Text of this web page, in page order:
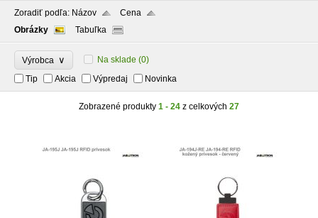
Zoradiť podľa: Názov
Cena
Obrázky
Tabuľka
Výrobca ∨ Na sklade (0)
Tip
Akcia Výpredaj Novinka
Zobrazené produkty 1 - 24 z celkových 27